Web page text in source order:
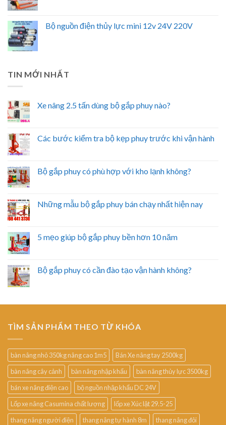
Bộ nguồn điện thủy lực mini 12v 24V 220V
TIN MỚI NHẤT
Xe nâng 2.5 tấn dùng bộ gắp phuy nào?
Các bước kiểm tra bộ kẹp phuy trước khi vận hành
Bộ gắp phuy có phù hợp với kho lạnh không?
Những mẫu bộ gắp phuy bán chạy nhất hiện nay
5 mẹo giúp bộ gắp phuy bền hơn 10 năm
Bộ gắp phuy có cần đào tạo vận hành không?
TÌM SẢN PHẨM THEO TỪ KHÓA
bàn nâng nhỏ 350kg nâng cao 1m5
Bán Xe nâng tay 2500kg
bàn nâng cây cảnh
bàn nâng nhập khẩu
bàn nâng thủy lực 3500kg
bán xe nâng điện cao
bộ nguồn nhập khẩu DC 24V
Lốp xe nâng Casumina chất lượng
lốp xe Xúc lật 29.5-25
thang nâng người điện
thang nâng tự hành 8m
thang nâng đôi